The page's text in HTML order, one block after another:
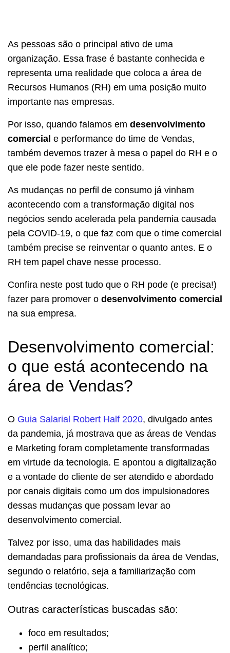
As pessoas são o principal ativo de uma
organização. Essa frase é bastante conhecida e
representa uma realidade que coloca a área de
Recursos Humanos (RH) em uma posição muito
importante nas empresas.
Por isso, quando falamos em desenvolvimento
comercial e performance do time de Vendas,
também devemos trazer à mesa o papel do RH e o
que ele pode fazer neste sentido.
As mudanças no perfil de consumo já vinham
acontecendo com a transformação digital nos
negócios sendo acelerada pela pandemia causada
pela COVID-19, o que faz com que o time comercial
também precise se reinventar o quanto antes. E o
RH tem papel chave nesse processo.
Confira neste post tudo que o RH pode (e precisa!)
fazer para promover o desenvolvimento comercial
na sua empresa.
Desenvolvimento comercial:
o que está acontecendo na
área de Vendas?
O Guia Salarial Robert Half 2020, divulgado antes
da pandemia, já mostrava que as áreas de Vendas
e Marketing foram completamente transformadas
em virtude da tecnologia. E apontou a digitalização
e a vontade do cliente de ser atendido e abordado
por canais digitais como um dos impulsionadores
dessas mudanças que possam levar ao
desenvolvimento comercial.
Talvez por isso, uma das habilidades mais
demandadas para profissionais da área de Vendas,
segundo o relatório, seja a familiarização com
tendências tecnológicas.
Outras características buscadas são:
foco em resultados;
perfil analítico;